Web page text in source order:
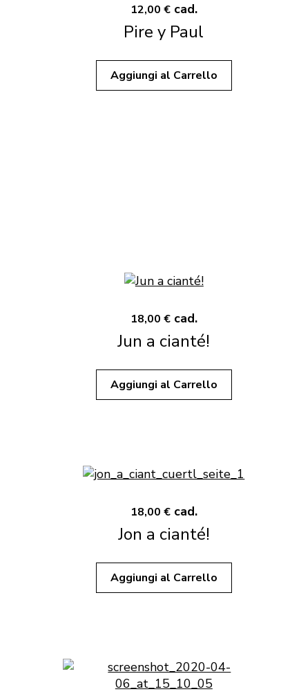
12,00 € cad.
Pire y Paul
Aggiungi al Carrello
18,00 € cad.
Jun a cianté!
Aggiungi al Carrello
18,00 € cad.
Jon a cianté!
Aggiungi al Carrello